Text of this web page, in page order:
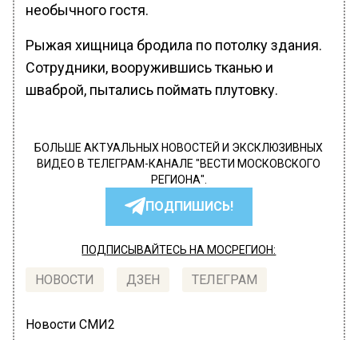
необычного гостя.
Рыжая хищница бродила по потолку здания.
Сотрудники, вооружившись тканью и
шваброй, пытались поймать плутовку.
БОЛЬШЕ АКТУАЛЬНЫХ НОВОСТЕЙ И ЭКСКЛЮЗИВНЫХ
ВИДЕО В ТЕЛЕГРАМ-КАНАЛЕ "ВЕСТИ МОСКОВСКОГО
РЕГИОНА".
ПОДПИШИСЬ!
ПОДПИСЫВАЙТЕСЬ НА МОСРЕГИОН:
НОВОСТИ ДЗЕН ТЕЛЕГРАМ
Новости СМИ2